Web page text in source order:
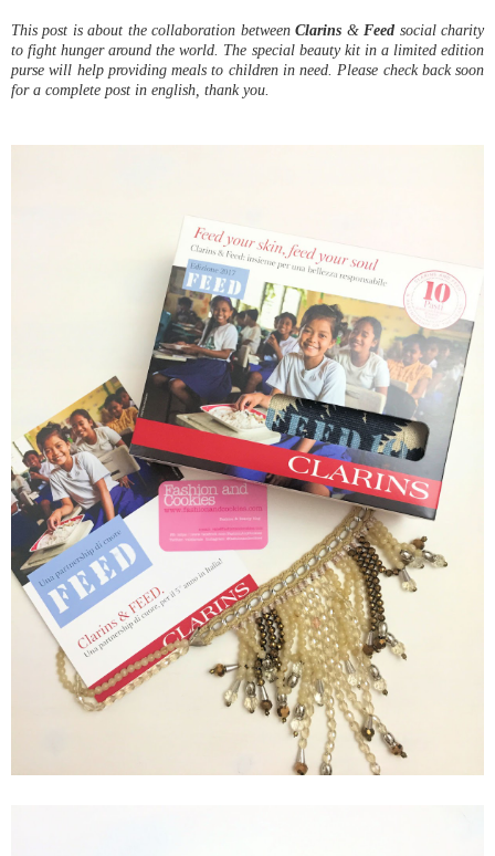
This post is about the collaboration betweenClarins & Feed social charity
to fight hunger around the world. The special beauty kit in a limited edition
purse will help providing meals to children in need. Please check back soon
for a complete post in english, thank you.